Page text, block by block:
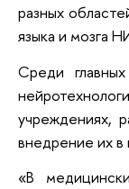
разных
языка и мозга
Среди
учреждениях,
внедрение их в
«В